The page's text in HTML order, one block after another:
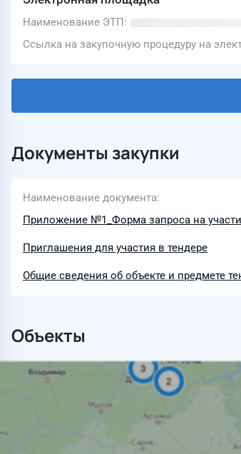
Наименование ЭТП
Ссылка на закупочную процедуру на
Документы закупки
Наименование документа
Приложение №1_Форма запроса на
Приглашения для участия в тендере
Общие сведения об объекте и предмете
Объекты